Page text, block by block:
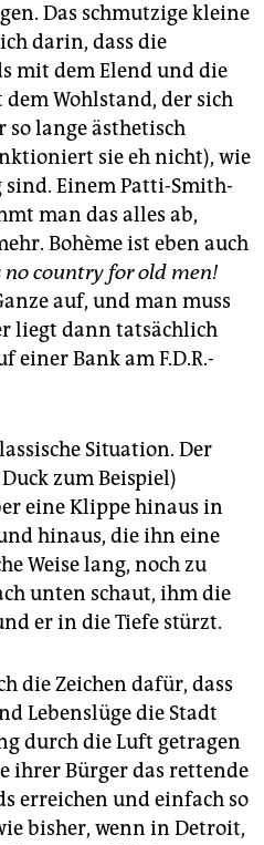
Das schmutzige kleine
darin, dass die
mit dem Elend und die
Wohlstand, der sich
so lange ästhetisch
sie eh nicht), wie
Einem Patti-Smith-
man das alles ab,
Bohème ist eben auch
no country for old men!
auf, und man muss
liegt dann tatsächlich
einer Bank am F.D.R.-
Situation. Der
zum Beispiel)
eine Klippe hinaus in
hinaus, die ihn eine
Weise lang, noch zu
unten schaut, ihm die
er in die Tiefe stürzt.
die Zeichen dafür, dass
Lebenslüge die Stadt
durch die Luft getragen
ihrer Bürger das rettende
erreichen und einfach so
bisher, wenn in Detroit,